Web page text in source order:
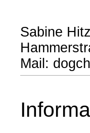
Sabine
Mail: